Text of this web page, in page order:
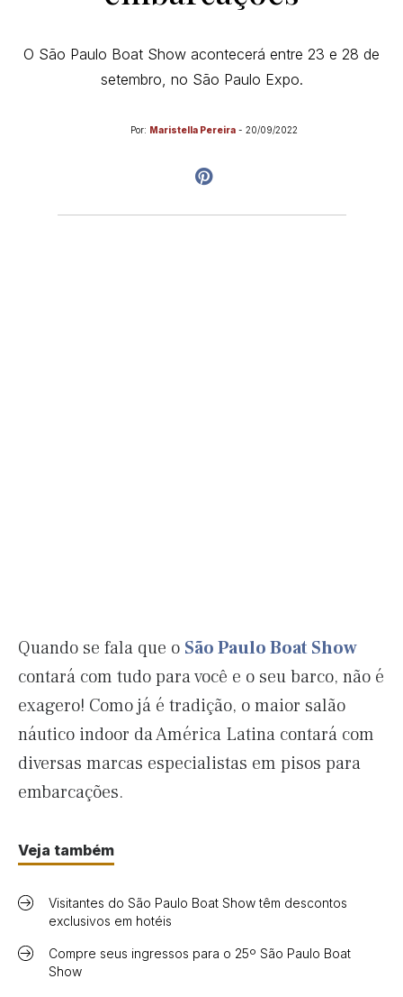
O São Paulo Boat Show acontecerá entre 23 e 28 de
setembro, no São Paulo Expo.
Por: Maristella Pereira - 20/09/2022
Quando se fala que o São Paulo Boat Show
contará com tudo para você e o seu barco, não é
exagero! Como já é tradição, o maior salão
náutico indoor da América Latina contará com
diversas marcas especialistas em pisos para
embarcações.
Veja também
Visitantes do São Paulo Boat Show têm descontos
exclusivos em hotéis
Compre seus ingressos para o 25º São Paulo Boat
Show